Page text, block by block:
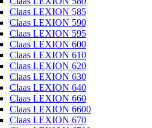
Claas LEXION 585
Claas LEXION 590
Claas LEXION 595
Claas LEXION 600
Claas LEXION 610
Claas LEXION 620
Claas LEXION 630
Claas LEXION 640
Claas LEXION 660
Claas LEXION 6600
Claas LEXION 670